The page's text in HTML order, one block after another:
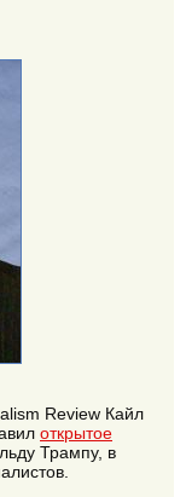
Review Кайл
открытое
Трампу, в